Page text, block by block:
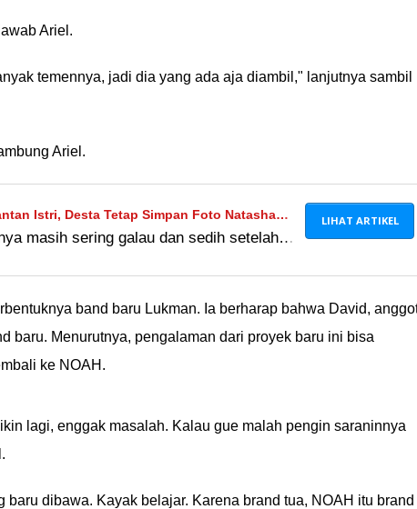
Ariel.
temennya, jadi dia yang ada aja diambil," lanjutnya sambil
Ariel.
Istri, Desta Tetap Simpan Foto Natasha
Lengkap
masih sering galau dan sedih setelah
LIHAT ARTIKEL
band baru Lukman. Ia berharap bahwa David,
baru. Menurutnya, pengalaman dari proyek baru ini bisa
ke NOAH.
lagi, enggak masalah. Kalau gue malah pengin saraninnya
dibawa. Kayak belajar. Karena brand tua, NOAH itu brand